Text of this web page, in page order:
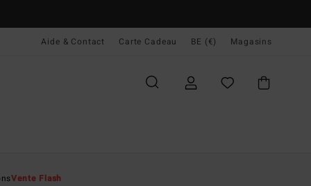
Aide & Contact Carte Cadeau BE (€) Magasins
Vente Flash